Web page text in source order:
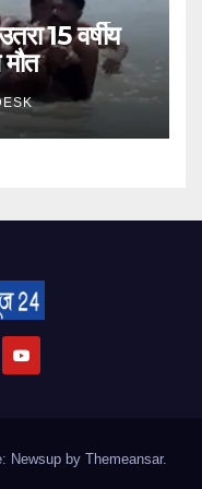
15 वर्षीय
Newsup by Themeansar.